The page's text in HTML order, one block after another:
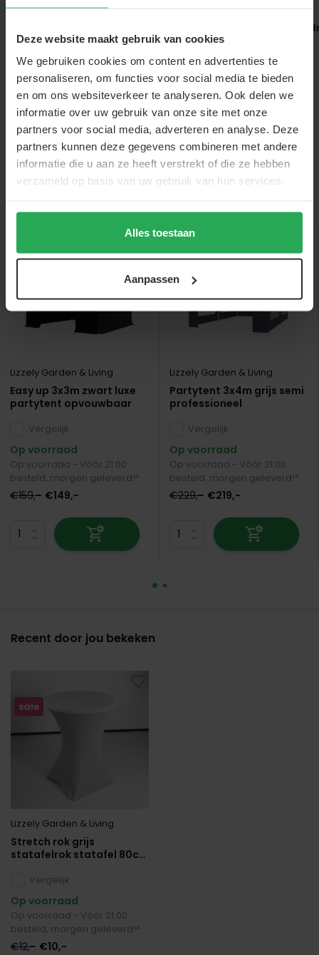
Deze website maakt gebruik van cookies
We gebruiken cookies om content en advertenties te
personaliseren, om functies voor social media te bieden
en om ons websiteverkeer te analyseren. Ook delen we
informatie over uw gebruik van onze site met onze
partners voor social media, adverteren en analyse. Deze
partners kunnen deze gegevens combineren met andere
informatie die u aan ze heeft verstrekt of die ze hebben
verzameld op basis van uw gebruik van hun services.
Alles toestaan
Aanpassen
partytent
€2,-
Statafel zwart
80cm breed blad
€44,-
€43,-
Lichtslang LED
€44,-
€39,-
sale
Lizzely Garden & Living
Easy up 3x3m zwart luxe
partytent opvouwbaar
Vergelijk
Op voorraad
Op voorraad - Vóór 21:00
besteld, morgen geleverd!*
€159,- €149,-
sale
Lizzely Garden & Living
Partytent 3x4m grijs semi
professioneel
Vergelijk
Op voorraad
Op voorraad - Vóór 21:00
besteld, morgen geleverd!*
€229,- €219,-
Recent door jou bekeken
sale
Lizzely Garden & Living
Stretch rok grijs
statafelrok statafel 80cm
Vergelijk
Op voorraad
Op voorraad - Vóór 21:00
besteld, morgen geleverd!*
€12,- €10,-